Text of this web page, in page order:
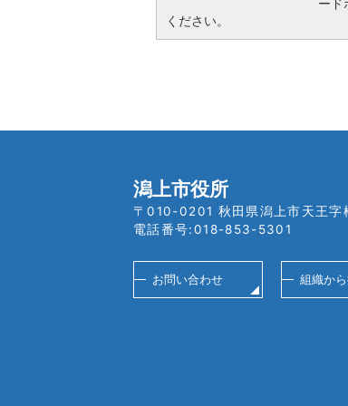
ください。
潟上市役所
〒010-0201 秋田県潟上市天王字
電話番号:018-853-5301
お問い合わせ 組織か